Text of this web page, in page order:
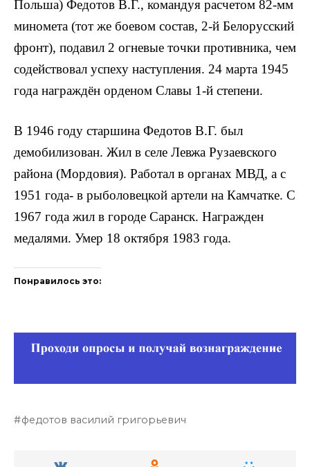
Польша) Федотов В.Г., командуя рас­четом 82-мм
миномета (тот же боевом состав, 2-й Белорусский
фронт), подавил 2 огневые точки противника, чем
содействовал успеху наступления. 24 марта 1945
года награждён орденом Славы 1-й степени.
В 1946 году старшина Федотов В.Г. был
демобилизо­ван. Жил в селе Левжа Рузаевского
района (Мордовия). Работал в органах МВД, а с
1951 года- в рыболовецкой артели на Камчатке. С
1967 года жил в городе Саранск. Награжден
медалями. Умер 18 октября 1983 года.
Понравилось это:
федотов василий григорьевич